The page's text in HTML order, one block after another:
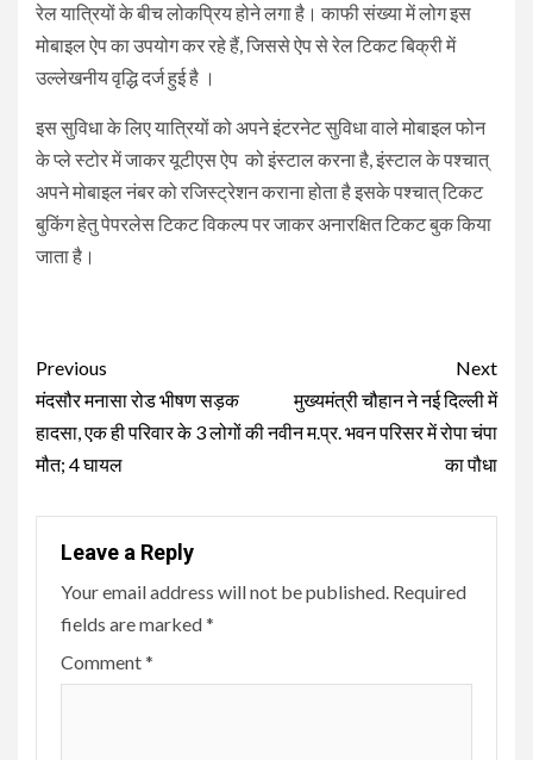
रेल यात्रियों के बीच लोकप्रिय होने लगा है। काफी संख्या में लोग इस
मोबाइल ऐप का उपयोग कर रहे हैं, जिससे ऐप से रेल टिकट बिक्री में
उल्लेखनीय वृद्धि दर्ज हुई है ।
इस सुविधा के लिए यात्रियों को अपने इंटरनेट सुविधा वाले मोबाइल फोन
के प्ले स्टोर में जाकर यूटीएस ऐप को इंस्टाल करना है, इंस्टाल के पश्चात्
अपने मोबाइल नंबर को रजिस्ट्रेशन कराना होता है इसके पश्चात् टिकट
बुकिंग हेतु पेपरलेस टिकट विकल्प पर जाकर अनारक्षित टिकट बुक किया
जाता है।
Continue
Reading
Previous
मंदसौर मनासा रोड भीषण सड़क
हादसा, एक ही परिवार के 3 लोगों की
मौत; 4 घायल
Next
मुख्यमंत्री चौहान ने नई दिल्ली में
नवीन म.प्र. भवन परिसर में रोपा चंपा
का पौधा
Leave a Reply
Your email address will not be published. Required
fields are marked*
Comment*